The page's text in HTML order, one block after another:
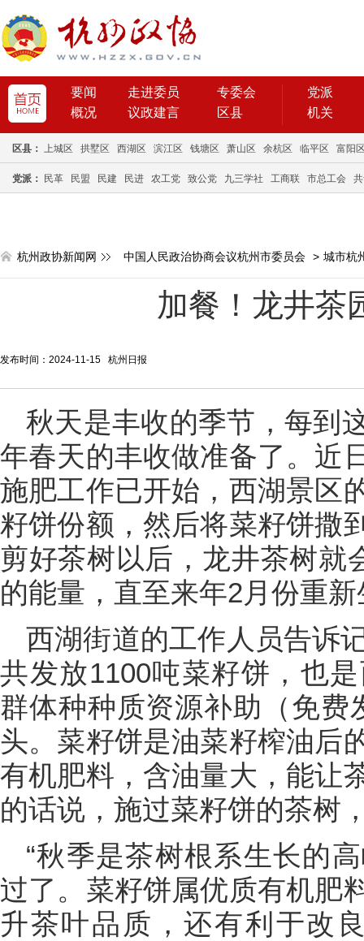
要闻 走进委员
专委会
概况
议政建言 区县
党派
机关
区县： 上城区 拱墅区 西湖区 滨江区 钱塘区 萧山区 余杭区 临平区 富阳
党派： 民革 民盟 民建 民进 农工党 致公党 九三学社 工商联 市总工会
杭州政协新闻网 中国人民政治协商会议杭州市委员会 > 城市杭
加餐！龙井茶
发布时间：2024-11-15 杭州日报
秋天是丰收的季节，每到
年春天的丰收做准备了。近
施肥工作已开始，西湖景区
籽饼份额，然后将菜籽饼撒
剪好茶树以后，龙井茶树就
的能量，直至来年2月份重
西湖街道的工作人员告诉
共发放1100吨菜籽饼，也
群体种种质资源补助（免
头。菜籽饼是油菜籽榨油后
有机肥料，含油量大，能让
的话说，施过菜籽饼的茶树
“秋季是茶树根系生长的
过了。菜籽饼属优质有机肥
升茶叶品质，还有利于改